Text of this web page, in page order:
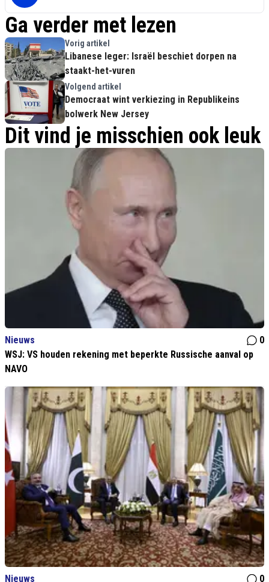
Ga verder met lezen
Vorig artikel
Libanese leger: Israël beschiet dorpen na
staakt-het-vuren
Volgend artikel
Democraat wint verkiezing in Republikeins
bolwerk New Jersey
Dit vind je misschien ook leuk
Nieuws
0
WSJ: VS houden rekening met beperkte Russische aanval op
NAVO
Nieuws 0